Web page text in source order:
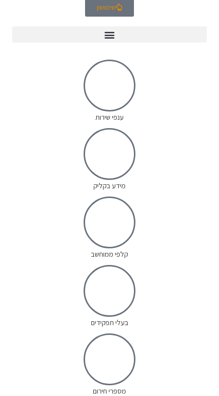
ענפי שירות
מידע בקליק
קלפי ממוחשב
בעלי תפקידים
מספרי חירום